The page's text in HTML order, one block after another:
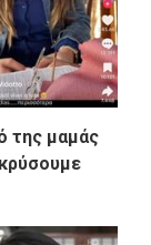
της μαμάς